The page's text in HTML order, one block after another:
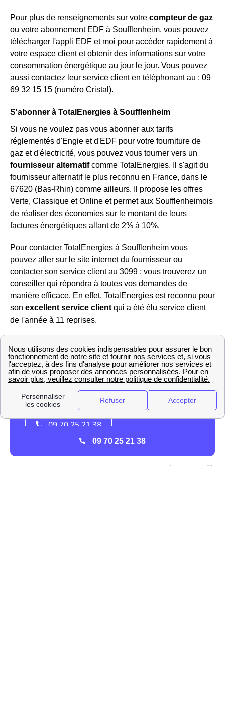
Pour plus de renseignements sur votre compteur de gaz
ou votre abonnement EDF à Soufflenheim, vous pouvez
télécharger l'appli EDF et moi pour accéder rapidement à
votre espace client et obtenir des informations sur votre
consommation énergétique au jour le jour. Vous pouvez
aussi contactez leur service client en téléphonant au : 09
69 32 15 15 (numéro Cristal).
S'abonner à TotalEnergies à Soufflenheim
Si vous ne voulez pas vous abonner aux tarifs
réglementés d'Engie et d'EDF pour votre fourniture de
gaz et d'électricité, vous pouvez vous tourner vers un
fournisseur alternatifcomme TotalEnergies. Il s'agit du
fournisseur alternatif le plus reconnu en France, dans le
67620 (Bas-Rhin) comme ailleurs. Il propose les offres
Verte, Classique et Online et permet aux Soufflenheimois
de réaliser des économies sur le montant de leurs
factures énergétiques allant de 2% à 10%.
Pour contacter TotalEnergies à Soufflenheim vous
pouvez aller sur le site internet du fournisseur ou
contacter son service client au 3099 ; vous trouverez un
conseiller qui répondra à toutes vos demandes de
manière efficace. En effet, TotalEnergies est reconnu pour
son excellent service client qui a été élu service client
de l'année à 11 reprises.
09 70 25 21 38